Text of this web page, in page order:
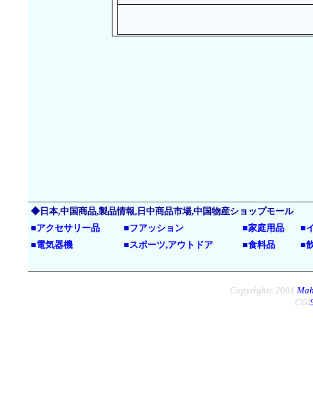
◆日本,中国商品,製品情報,日中商品市場,中国物産ショップモール
■アクセサリー品 ■フアッション ■家庭用品 ■
■電気器機 ■スポーツ,アウトドア ■食料品 ■
Copyrightc 2001
CGI